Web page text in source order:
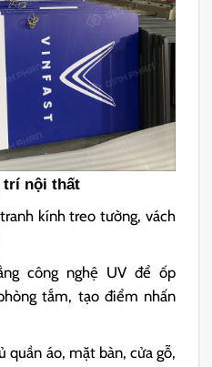
trí nội thất
kính treo tường, vách
công nghệ UV để ốp
tắm, tạo điểm nhấn
quần áo, mặt bàn, cửa gỗ,